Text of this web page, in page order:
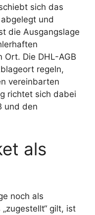
sich das
und
die Ausgangslage
Ort. Die DHL-AGB
regeln,
vereinbarten
richtet sich dabei
und den
als
noch als
gilt, ist